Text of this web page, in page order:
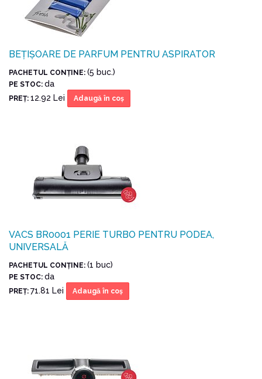
BEȚIȘOARE DE PARFUM PENTRU ASPIRATOR
PACHETUL CONŢINE: (5 buc.)
PE STOC: da
PREŢ: 12.92 Lei Adaugă în coş
VACS BR0001 PERIE TURBO PENTRU PODEA,
UNIVERSALĂ
PACHETUL CONŢINE: (1 buc)
PE STOC: da
PREŢ: 71.81 Lei Adaugă în coş